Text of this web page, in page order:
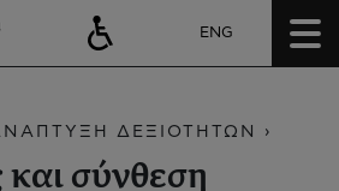
ENG
ΔΕΞΙΟΤΗΤΩΝ ›
και σύνθεση